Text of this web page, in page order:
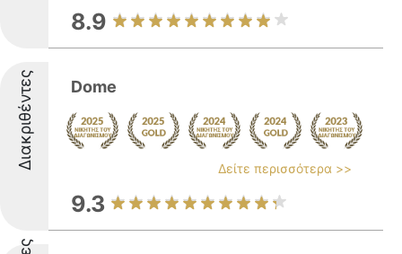
8.9
Διακριθέντες Dome
Δείτε περισσότερα >>
9.3